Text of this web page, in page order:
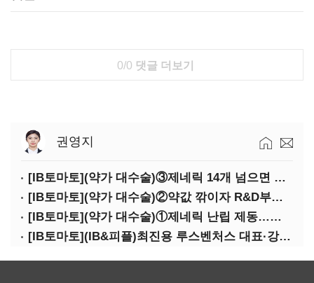
0/0 댓글 더보기
권영지
[IB토마토](약가 대수술)③제네릭 14개 넘으면 약값 '뚝'…등재전략 혼선
[IB토마토](약가 대수술)②약값 깎이자 R&D부터 축소…제약업계 비상경영 돌입
[IB토마토](약가 대수술)①제네릭 난립 제동…중소 제약사 수익성 비상
[IB토마토](IB&피플)최진용 루스벤처스 대표·강승순 이사